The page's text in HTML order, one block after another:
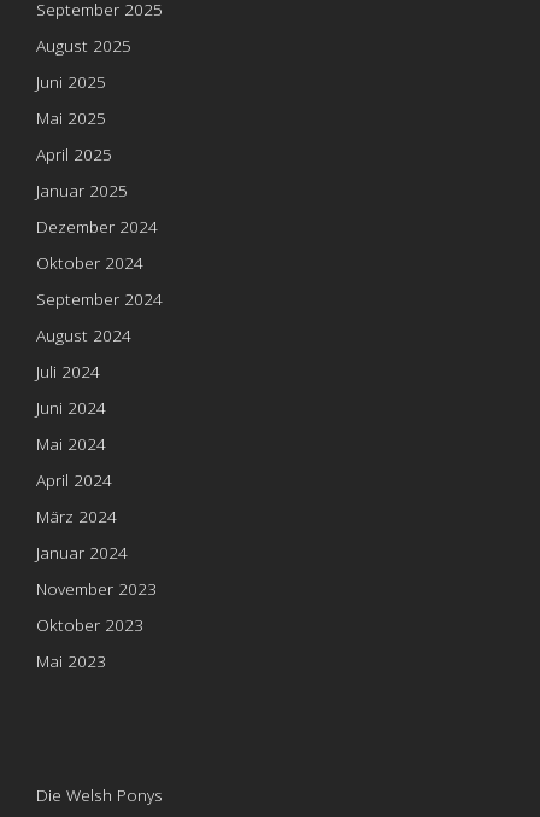
September 2025
August 2025
Juni 2025
Mai 2025
April 2025
Januar 2025
Dezember 2024
Oktober 2024
September 2024
August 2024
Juli 2024
Juni 2024
Mai 2024
April 2024
März 2024
Januar 2024
November 2023
Oktober 2023
Mai 2023
Die Welsh Ponys